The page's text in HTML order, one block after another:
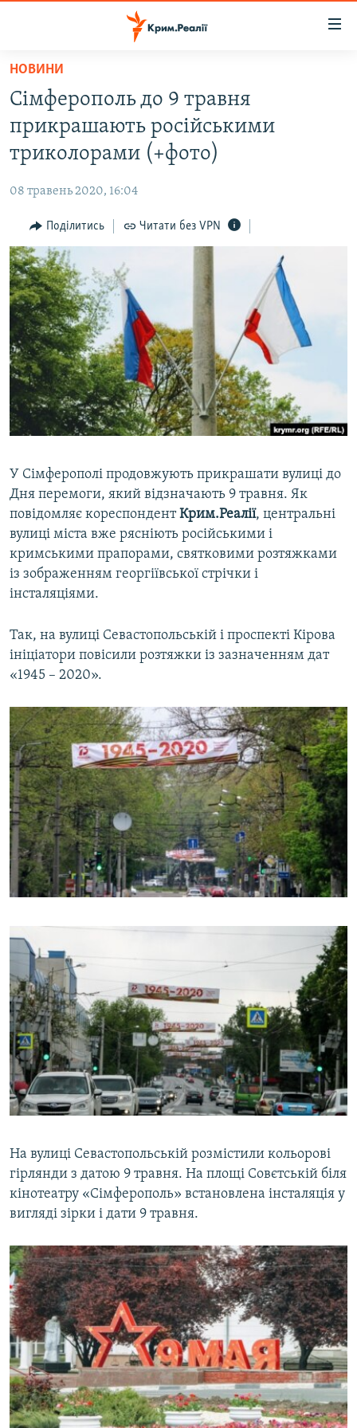
Перейти
основного
матеріалу
Перейти
до
основної
навігації
Перейти
до
пошуку
НОВИНИ
ВОДА.КРИМ
ВІДЕО ТА ФОТО
БЛОГИ
ПОГЛЯД
ІНТЕРВ'Ю
ВСЕ ЗА ДЕНЬ
СПЕЦПРОЕКТИ
ДЕПОРТАЦІЯ
ВІДЕОУРОКИ «ELIFBE»
СВІДЧЕННЯ ОКУПАЦІЇ
УКРАЇНСЬКА ПРОБЛЕМА КРИМУ
ЯК ОБІЙТИ БЛОКУВАННЯ
Русский
Qırımtatar
Усі сайти RFE/RL
НОВИНИ
Сімферополь до 9 травня
прикрашають російськими
триколорами (+фото)
08 травень 2020, 16:04
Поділитись Читати без VPN
У Сімферополі продовжують прикрашати вулиці до
Дня перемоги, який відзначають 9 травня. Як
повідомляє кореспондентКрим.Реалії, центральні
вулиці міста вже рясніють російськими і
кримськими прапорами, святковими розтяжками
із зображенням георгіївської стрічки і
інсталяціями.
Так, на вулиці Севастопольській і проспекті Кірова
ініціатори повісили розтяжки із зазначенням дат
«1945 – 2020».
На вулиці Севастопольській розмістили кольорові
гірлянди з датою 9 травня. На площі Совєтській біля
кінотеатру «Сімферополь» встановлена інсталяція у
вигляді зірки і дати 9 травня.